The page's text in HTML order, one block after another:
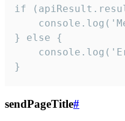
if
} else {
}
sendPageTitle#